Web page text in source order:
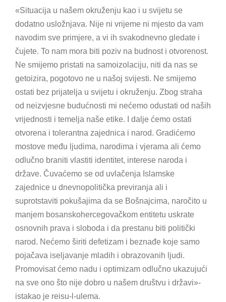
«Situacija u našem okruženju kao i u svijetu se
dodatno usložnjava. Nije ni vrijeme ni mjesto da vam
navodim sve primjere, a vi ih svakodnevno gledate i
čujete. To nam mora biti poziv na budnost i otvorenost.
Ne smijemo pristati na samoizolaciju, niti da nas se
getoizira, pogotovo ne u našoj svijesti. Ne smijemo
ostati bez prijatelja u svijetu i okruženju. Zbog straha
od neizvjesne budućnosti mi nećemo odustati od naših
vrijednosti i temelja naše etike. I dalje ćemo ostati
otvorena i tolerantna zajednica i narod. Gradićemo
mostove među ljudima, narodima i vjerama ali ćemo
odlučno braniti vlastiti identitet, interese naroda i
države. Čuvaćemo se od uvlačenja Islamske
zajednice u dnevnopolitička previranja ali i
suprotstaviti pokušajima da se Bošnajcima, naročito u
manjem bosanskohercegovačkom entitetu uskrate
osnovnih prava i sloboda i da prestanu biti politički
narod. Nećemo širiti defetizam i beznađe koje samo
pojačava iseljavanje mladih i obrazovanih ljudi.
Promovisat ćemo nadu i optimizam odlučno ukazujući
na sve ono što nije dobro u našem društvu i državi»-
istakao je reisu-l-ulema.